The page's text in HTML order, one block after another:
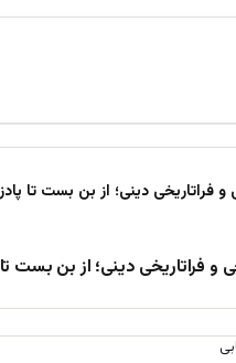
و فراتاریخی دینی؛ از بن بست تا